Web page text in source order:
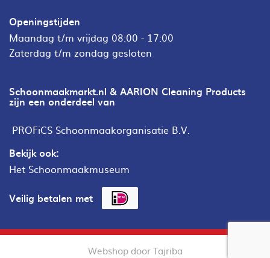
Openingstijden
Maandag t/m vrijdag 08:00 - 17:00
Zaterdag t/m zondag gesloten
Schoonmaakmarkt.nl & AARION Cleaning Products
zijn een onderdeel van
PROFiCS Schoonmaakorganisatie B.V.
Bekijk ook:
Het Schoonmaakmuseum
Veilig betalen met
Webshop door Tajriba